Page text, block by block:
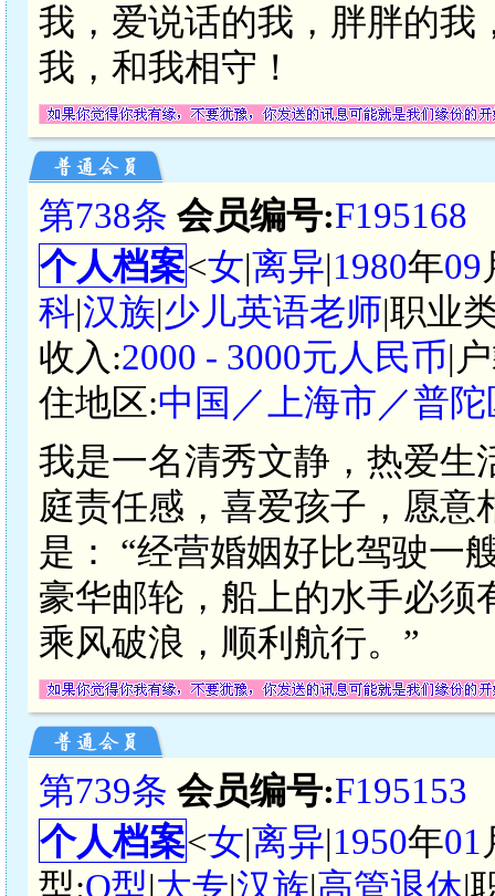
我，爱说话的我，胖胖的我
我，和我相守！
第738条 会员编号:F195168
个人档案<女|离异|1980年09
科|汉族|少儿英语老师|职业
收入:2000 - 3000元人民币|
住地区:中国／上海市／普陀
我是一名清秀文静，热爱生
庭责任感，喜爱孩子，愿
是： “经营婚姻好比驾驶一
豪华邮轮，船上的水手必须
乘风破浪，顺利航行。”
第739条 会员编号:F195153
个人档案<女|离异|1950年01
型:O型|大专|汉族|高管退休|